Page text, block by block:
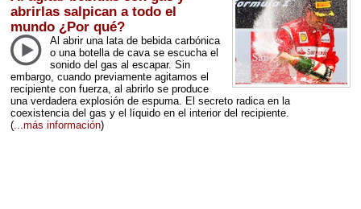
abrirlas salpican a todo el
mundo ¿Por qué?
Al abrir una lata de bebida carbónica
o una botella de cava se escucha el
sonido del gas al escapar. Sin
embargo, cuando previamente agitamos el
recipiente con fuerza, al abrirlo se produce
una verdadera explosión de espuma. El secreto radica en la
coexistencia del gas y el líquido en el interior del recipiente.
(...más información)